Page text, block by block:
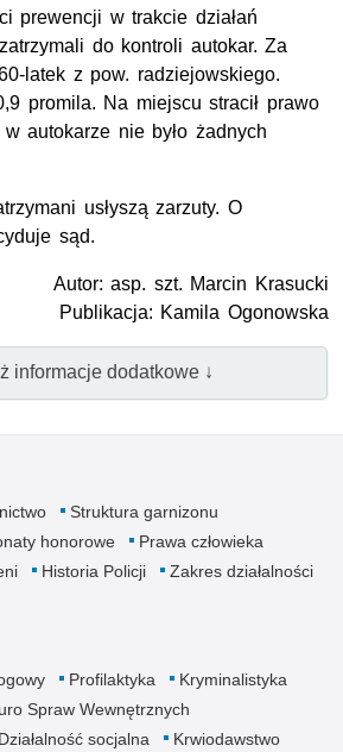
prewencji w trakcie działań
do kontroli autokar. Za
latek z pow. radziejowskiego.
promila. Na miejscu stracił prawo
autokarze nie było żadnych
usłyszą zarzuty. O
sąd.
Autor: asp. szt. Marcin Krasucki
Publikacja: Kamila Ogonowska
informacje dodatkowe ↓
Struktura garnizonu
honorowe
Prawa człowieka
Historia Policji
Zakres działalności
Profilaktyka
Kryminalistyka
Spraw Wewnętrznych
Działalność socjalna
Krwiodawstwo